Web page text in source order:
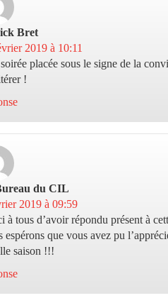
Bret
2019 à 10:11
placée sous le signe de la
!
du CIL
2019 à 09:59
à tous d’avoir répondu présent à
espérons que vous avez pu
saison !!!